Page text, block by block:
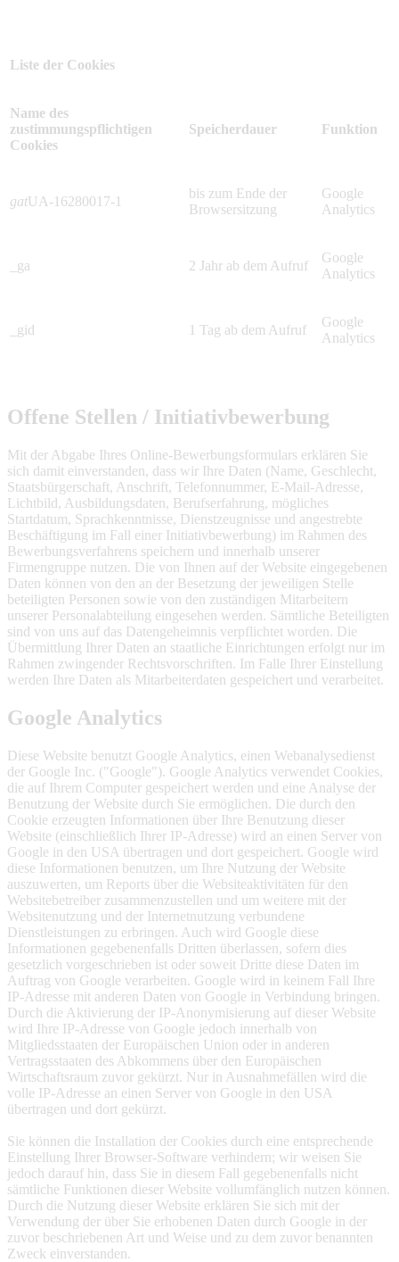
Liste der Cookies
Name des
zustimmungspflichtigen
Cookies
Speicherdauer Funktion
gatUA-16280017-1
bis zum Ende der
Browsersitzung
Google
Analytics
_ga 2 Jahr ab dem Aufruf
Google
Analytics
_gid 1 Tag ab dem Aufruf
Google
Analytics
Offene Stellen / Initiativbewerbung
Mit der Abgabe Ihres Online-Bewerbungsformulars erklären Sie
sich damit einverstanden, dass wir Ihre Daten (Name, Geschlecht,
Staatsbürgerschaft, Anschrift, Telefonnummer, E-Mail-Adresse,
Lichtbild, Ausbildungsdaten, Berufserfahrung, mögliches
Startdatum, Sprachkenntnisse, Dienstzeugnisse und angestrebte
Beschäftigung im Fall einer Initiativbewerbung) im Rahmen des
Bewerbungsverfahrens speichern und innerhalb unserer
Firmengruppe nutzen. Die von Ihnen auf der Website eingegebenen
Daten können von den an der Besetzung der jeweiligen Stelle
beteiligten Personen sowie von den zuständigen Mitarbeitern
unserer Personalabteilung eingesehen werden. Sämtliche Beteiligten
sind von uns auf das Datengeheimnis verpflichtet worden. Die
Übermittlung Ihrer Daten an staatliche Einrichtungen erfolgt nur im
Rahmen zwingender Rechtsvorschriften. Im Falle Ihrer Einstellung
werden Ihre Daten als Mitarbeiterdaten gespeichert und verarbeitet.
Google Analytics
Diese Website benutzt Google Analytics, einen Webanalysedienst
der Google Inc. ("Google"). Google Analytics verwendet Cookies,
die auf Ihrem Computer gespeichert werden und eine Analyse der
Benutzung der Website durch Sie ermöglichen. Die durch den
Cookie erzeugten Informationen über Ihre Benutzung dieser
Website (einschließlich Ihrer IP-Adresse) wird an einen Server von
Google in den USA übertragen und dort gespeichert. Google wird
diese Informationen benutzen, um Ihre Nutzung der Website
auszuwerten, um Reports über die Websiteaktivitäten für den
Websitebetreiber zusammenzustellen und um weitere mit der
Websitenutzung und der Internetnutzung verbundene
Dienstleistungen zu erbringen. Auch wird Google diese
Informationen gegebenenfalls Dritten überlassen, sofern dies
gesetzlich vorgeschrieben ist oder soweit Dritte diese Daten im
Auftrag von Google verarbeiten. Google wird in keinem Fall Ihre
IP-Adresse mit anderen Daten von Google in Verbindung bringen.
Durch die Aktivierung der IP-Anonymisierung auf dieser Website
wird Ihre IP-Adresse von Google jedoch innerhalb von
Mitgliedsstaaten der Europäischen Union oder in anderen
Vertragsstaaten des Abkommens über den Europäischen
Wirtschaftsraum zuvor gekürzt. Nur in Ausnahmefällen wird die
volle IP-Adresse an einen Server von Google in den USA
übertragen und dort gekürzt.
Sie können die Installation der Cookies durch eine entsprechende
Einstellung Ihrer Browser-Software verhindern; wir weisen Sie
jedoch darauf hin, dass Sie in diesem Fall gegebenenfalls nicht
sämtliche Funktionen dieser Website vollumfänglich nutzen können.
Durch die Nutzung dieser Website erklären Sie sich mit der
Verwendung der über Sie erhobenen Daten durch Google in der
zuvor beschriebenen Art und Weise und zu dem zuvor benannten
Zweck einverstanden.